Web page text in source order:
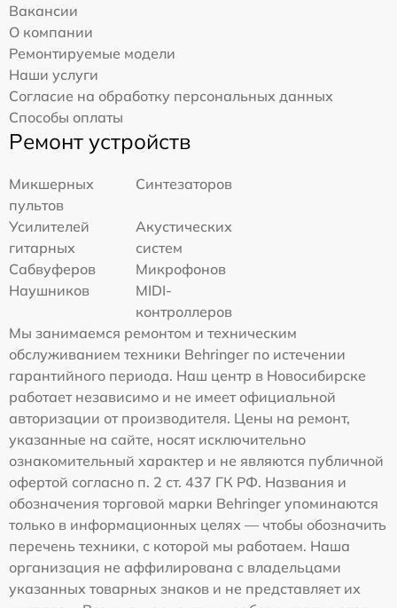
Вакансии
О компании
Ремонтируемые модели
Наши услуги
Согласие на обработку персональных данных
Способы оплаты
Ремонт устройств
Микшерных
пультов
Синтезаторов
Усилителей
гитарных
Акустических
систем
Сабвуферов
Микрофонов
Наушников
MIDI-
контроллеров
Мы занимаемся ремонтом и техническим
обслуживанием техники Behringer по истечении
гарантийного периода. Наш центр в Новосибирске
работает независимо и не имеет официальной
авторизации от производителя. Цены на ремонт,
указанные на сайте, носят исключительно
ознакомительный характер и не являются публичной
офертой согласно п. 2 ст. 437 ГК РФ. Названия и
обозначения торговой марки Behringer упоминаются
только в информационных целях — чтобы обозначить
перечень техники, с которой мы работаем. Наша
организация не аффилирована с владельцами
указанных товарных знаков и не представляет их